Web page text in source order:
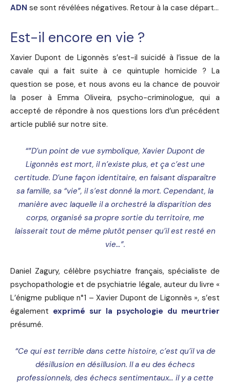
ADN se sont révélées négatives. Retour à la case départ…
Est-il encore en vie ?
Xavier Dupont de Ligonnès s’est-il suicidé à l’issue de la
cavale qui a fait suite à ce quintuple homicide ? La
question se pose, et nous avons eu la chance de pouvoir
la poser à Emma Oliveira, psycho-criminologue, qui a
accepté de répondre à nos questions lors d’un précédent
article publié sur notre site.
“”D’un point de vue symbolique, Xavier Dupont de
Ligonnès est mort, il n’existe plus, et ça c’est une
certitude. D’une façon identitaire, en faisant disparaître
sa famille, sa “vie”, il s’est donné la mort. Cependant, la
manière avec laquelle il a orchestré la disparition des
corps, organisé sa propre sortie du territoire, me
laisserait tout de même plutôt penser qu’il est resté en
vie…”.
Daniel Zagury, célèbre psychiatre français, spécialiste de
psychopathologie et de psychiatrie légale, auteur du livre «
L’énigme publique n°1 – Xavier Dupont de Ligonnès », s’est
également exprimé sur la psychologie du meurtrier
présumé.
“Ce qui est terrible dans cette histoire, c’est qu’il va de
désillusion en désillusion. Il a eu des échecs
professionnels, des échecs sentimentaux… il y a cette